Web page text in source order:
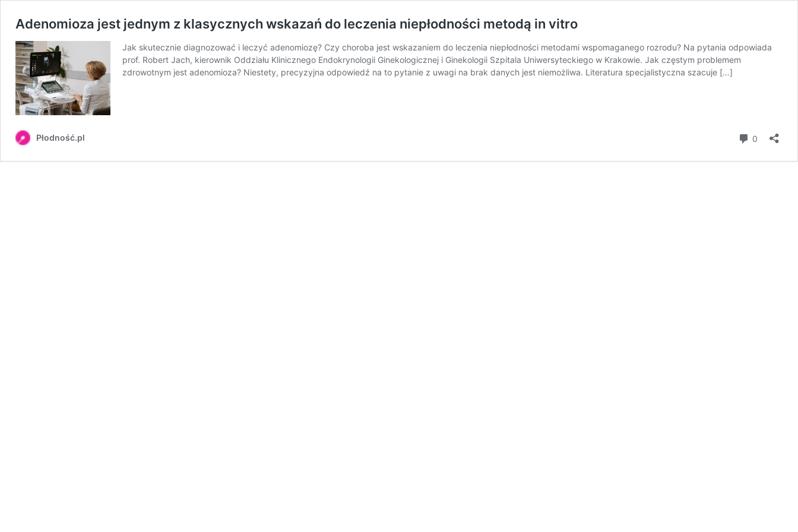
Adenomioza jest jednym z klasycznych wskazań do leczenia niepłodności metodą in vitro
Jak skutecznie diagnozować i leczyć adenomiozę? Czy choroba jest wskazaniem do leczenia niepłodności metodami wspomaganego rozrodu? Na pytania odpowiada
prof. Robert Jach, kierownik Oddziału Klinicznego Endokrynologii Ginekologicznej i Ginekologii Szpitala Uniwersyteckiego w Krakowie. Jak częstym problemem
zdrowotnym jest adenomioza? Niestety, precyzyjna odpowiedź na to pytanie z uwagi na brak danych jest niemożliwa. Literatura specjalistyczna szacuje […]
Płodność.pl 0